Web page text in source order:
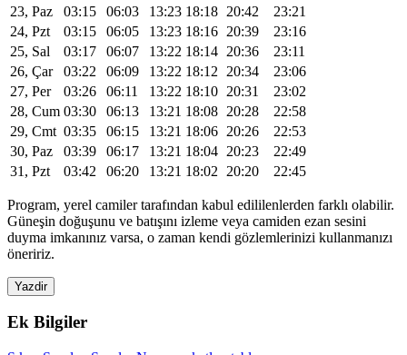
23, Paz
03:15 06:03 13:23 18:18 20:42
23:21
24, Pzt
03:15 06:05 13:23 18:16 20:39
23:16
25, Sal
03:17 06:07 13:22 18:14 20:36
23:11
26, Çar
03:22 06:09 13:22 18:12 20:34
23:06
27, Per
03:26 06:11 13:22 18:10 20:31
23:02
28, Cum 03:30 06:13 13:21 18:08 20:28
22:58
29, Cmt 03:35 06:15 13:21 18:06 20:26
22:53
30, Paz
03:39 06:17 13:21 18:04 20:23
22:49
31, Pzt
03:42 06:20 13:21 18:02 20:20 22:45
Program, yerel camiler tarafından kabul edililenlerden farklı olabilir.
Güneşin doğuşunu ve batışını izleme veya camiden ezan sesini
duyma imkanınız varsa, o zaman kendi gözlemlerinizi kullanmanızı
öneririz.
Yazdir
Ek Bilgiler